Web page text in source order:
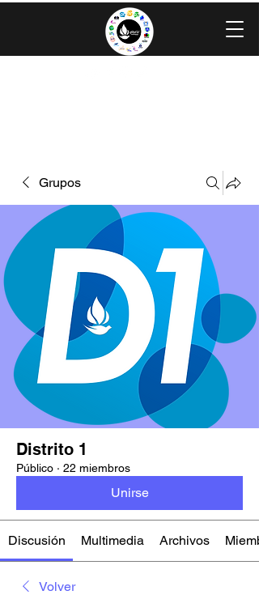
Grupos
Distrito 1
Público · 22 miembros
Unirse
Discusión Multimedia Archivos
Volver